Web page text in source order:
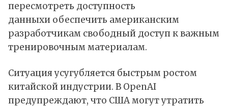
пересмотреть доступность
данныхи обеспечить американским
разработчикам свободный доступ к важным
тренировочным материалам.
Ситуация усугубляется быстрым ростом
китайской индустрии. В OpenAI
предупреждают, что США могут утратить